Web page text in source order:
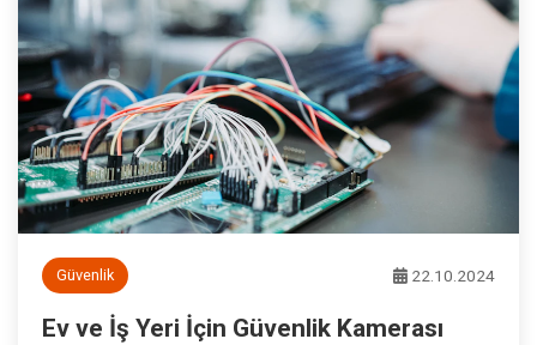
Güvenlik 22.10.2024
Ev ve İş Yeri İçin Güvenlik Kamerası